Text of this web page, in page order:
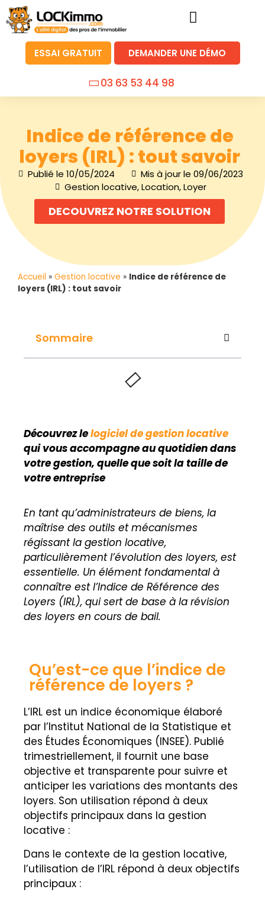
ESSAI GRATUIT DEMANDER UNE DÉMO
03 63 53 44 98
Indice de référence de
loyers (IRL) : tout savoir
Publié le 10/05/2024
Mis à jour le 09/06/2023
Gestion locative,Location,Loyer
DECOUVREZ NOTRE SOLUTION
Accueil » Gestion locative » Indice de référence de
loyers (IRL) : tout savoir
Sommaire
Découvrez lelogiciel de gestion locative
qui vous accompagne au quotidien dans
votre gestion, quelle que soit la taille de
votre entreprise
En tant qu’administrateurs de biens, la
maîtrise des outils et mécanismes
régissant la gestion locative,
particulièrement l’évolution des loyers, est
essentielle. Un élément fondamental à
connaître est l’Indice de Référence des
Loyers (IRL), qui sert de base à la révision
des loyers en cours de bail.
Qu’est-ce que l’indice de
référence de loyers ?
L’IRL est un indice économique élaboré
par l’Institut National de la Statistique et
des Études Économiques (INSEE). Publié
trimestriellement, il fournit une base
objective et transparente pour suivre et
anticiper les variations des montants des
loyers. Son utilisation répond à deux
objectifs principaux dans la gestion
locative :
Dans le contexte de la gestion locative,
l’utilisation de l’IRL répond à deux objectifs
principaux :